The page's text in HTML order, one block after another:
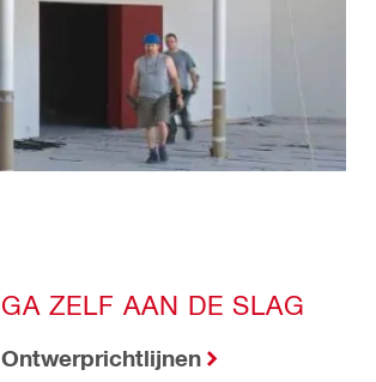
GA ZELF AAN DE SLAG
Ontwerprichtlijnen